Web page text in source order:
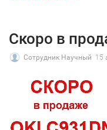
Скоро в
Сотрудник Научный 15